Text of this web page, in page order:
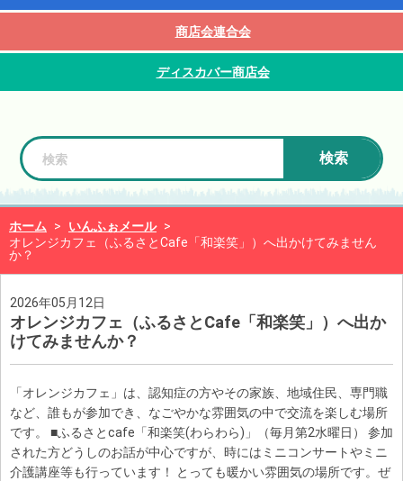
商店会連合会
ディスカバー商店会
検索
ホーム > いんふぉメール >
オレンジカフェ（ふるさとCafe「和楽笑」）へ出かけてみません
か？
2026年05月12日
オレンジカフェ（ふるさとCafe「和楽笑」）へ出か
けてみませんか？
「オレンジカフェ」は、認知症の方やその家族、地域住民、専門職
など、誰もが参加でき、なごやかな雰囲気の中で交流を楽しむ場所
です。 ■ふるさとcafe「和楽笑(わらわら)」（毎月第2水曜日） 参加
された方どうしのお話が中心ですが、時にはミニコンサートやミニ
介護講座等も行っています！ とっても暖かい雰囲気の場所です。ぜ